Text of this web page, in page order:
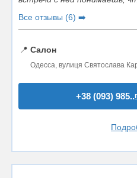
Все отзывы (6) ➡️
📍 Салон
Одесса, вулиця Святослава
+38 (093) 985..